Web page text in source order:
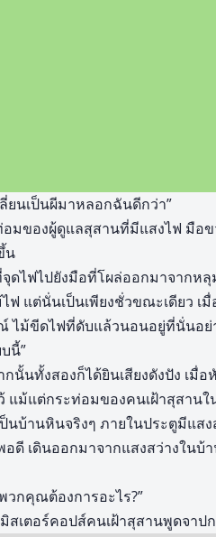
ยนเป็นผีมาหลอกฉันดีกว่า”
มของผู้ดูแลสุสานที่มีแสงไฟ มือ
น
ดไฟไปยังมือที่โผล่ออกมาจากห
ฟ แต่นั่นเป็นเพียงชั่วขณะเดียว เ
ม้ขีดไฟที่ดับแล้วนอนอยู่ที่นั่นอย่า
นี้”
นั้นทั้งสองก็ได้ยินเสียงดังปัง เมื่
แม้แต่กระท่อมของคนเฝ้าสุสาน
นบ้านหินจริงๆ ภายในประตูมีแ
ดี เดินออกมาจากแสงสว่างใน
กคุณต้องการอะไร?”
สเตอร์คอปส์คนเฝ้าสุสานพูดจาป